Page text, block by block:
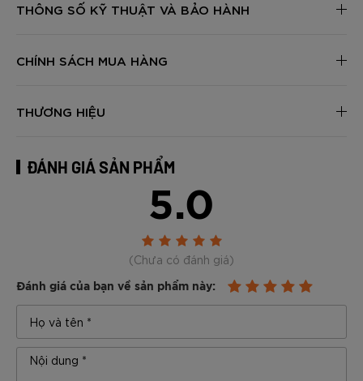
THÔNG SỐ KỸ THUẬT VÀ BẢO HÀNH
CHÍNH SÁCH MUA HÀNG
THƯƠNG HIỆU
ĐÁNH GIÁ SẢN PHẨM
5.0
(Chưa có đánh giá)
Đánh giá của bạn về sản phẩm này: